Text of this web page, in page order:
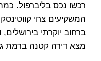
רכשו נכס בליברפול.
המשקיעים צחי
ברחוב יוקרתי
מצא דירה קטנה ברמת